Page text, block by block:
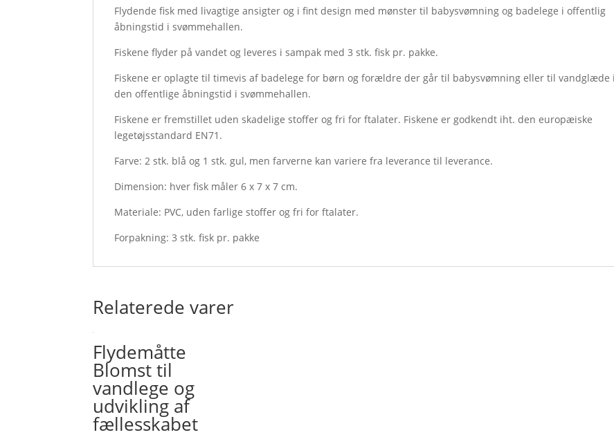
Flydende fisk med livagtige ansigter og i fint design med mønster til babysvømning og badelege i offentlig
åbningstid i svømmehallen.
Fiskene flyder på vandet og leveres i sampak med 3 stk. fisk pr. pakke.
Fiskene er oplagte til timevis af badelege for børn og forældre der går til babysvømning eller til vandglæde i
den offentlige åbningstid i svømmehallen.
Fiskene er fremstillet uden skadelige stoffer og fri for ftalater. Fiskene er godkendt iht. den europæiske
legetøjsstandard EN71.
Farve: 2 stk. blå og 1 stk. gul, men farverne kan variere fra leverance til leverance.
Dimension: hver fisk måler 6 x 7 x 7 cm.
Materiale: PVC, uden farlige stoffer og fri for ftalater.
Forpakning: 3 stk. fisk pr. pakke
Relaterede varer
Flydemåtte
Blomst til
vandlege og
udvikling af
fællesskabet